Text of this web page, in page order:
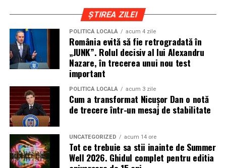
important. Anvelopele care ofera aderenta constanta,
stabilitate si un aspect echilibrat sunt preferate de cei
care nu doresc sa transforme masina intr-un obiect
static. In acest sens, alegerea unoranvelope all season
175 65 r14 poate fi potrivita pentru multe proiecte
prezente la evenimentele locale, in special pentru
masinile compacte sau clasice.
Pozitia masinii si rolul anvelopelor
La un show auto, pozitia masinii este analizata atent.
Cat de jos sta masina, cum se aliniaza roata cu aripa si ce
impact vizual are ansamblul sunt detalii care pot face
diferenta intre un proiect obisnuit si unul remarcabil.
ȘTIREA ZILEI
POLITICĂ LOCALĂ acum 4 zile
România evită să fie retrogradată în
„JUNK”. Rolul decisiv al lui Alexandru
Nazare, în trecerea unui nou test
important
POLITICĂ LOCALĂ acum 3 zile
Cum a transformat Nicușor Dan o notă
de trecere într-un mesaj de stabilitate
UNCATEGORIZED acum 14 ore
Tot ce trebuie sa stii inainte de Summer
Well 2026. Ghidul complet pentru editia